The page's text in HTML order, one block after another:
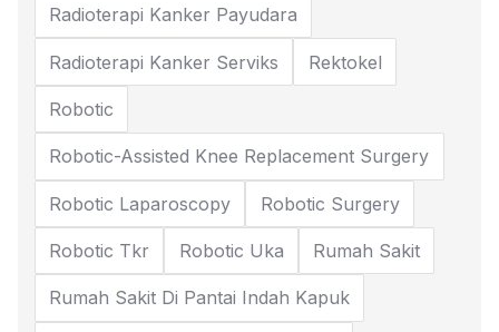
Radioterapi Kanker Payudara
Radioterapi Kanker Serviks Rektokel
Robotic
Robotic-Assisted Knee Replacement Surgery
Robotic Laparoscopy Robotic Surgery
Robotic Tkr Robotic Uka Rumah Sakit
Rumah Sakit Di Pantai Indah Kapuk